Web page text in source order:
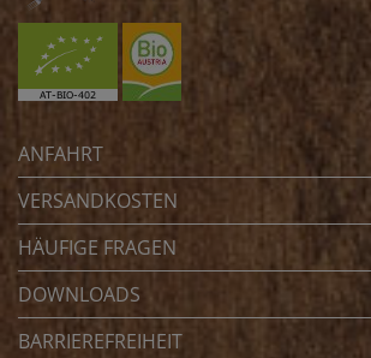
ANFAHRT
VERSANDKOSTEN
HÄUFIGE FRAGEN
DOWNLOADS
BARRIEREFREIHEIT